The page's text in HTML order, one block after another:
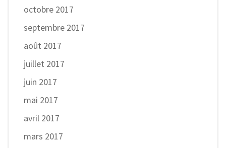
octobre 2017
septembre 2017
août 2017
juillet 2017
juin 2017
mai 2017
avril 2017
mars 2017